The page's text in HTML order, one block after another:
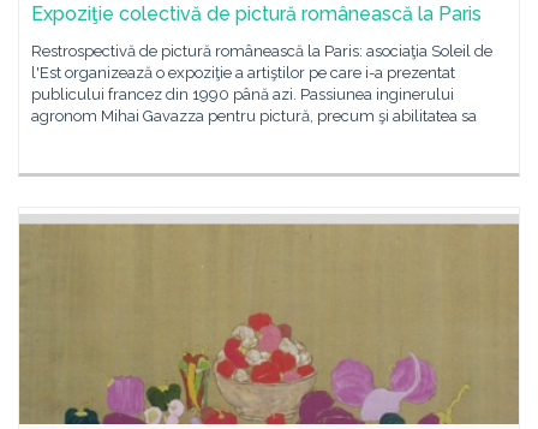
Expoziţie colectivă de pictură românească la Paris
Restrospectivă de pictură românească la Paris: asociaţia Soleil de
l'Est organizează o expoziţie a artiştilor pe care i-a prezentat
publicului francez din 1990 până azi. Passiunea inginerului
agronom Mihai Gavazza pentru pictură, precum şi abilitatea sa